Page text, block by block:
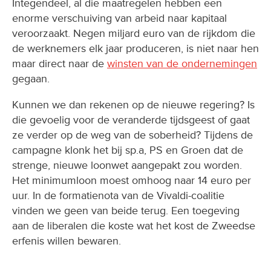
Integendeel, al die maatregelen hebben een
enorme verschuiving van arbeid naar kapitaal
veroorzaakt. Negen miljard euro van de rijkdom die
de werknemers elk jaar produceren, is niet naar hen
maar direct naar de winsten van de ondernemingen
gegaan.
Kunnen we dan rekenen op de nieuwe regering? Is
die gevoelig voor de veranderde tijdsgeest of gaat
ze verder op de weg van de soberheid? Tijdens de
campagne klonk het bij sp.a, PS en Groen dat de
strenge, nieuwe loonwet aangepakt zou worden.
Het minimumloon moest omhoog naar 14 euro per
uur. In de formatienota van de Vivaldi-coalitie
vinden we geen van beide terug. Een toegeving
aan de liberalen die koste wat het kost de Zweedse
erfenis willen bewaren.